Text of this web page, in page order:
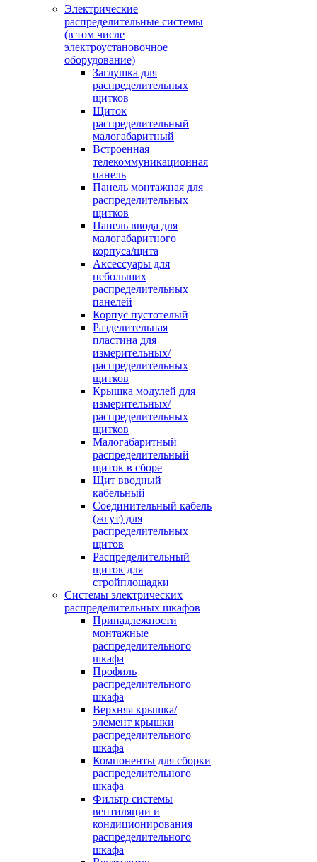
Электрические
распределительные системы
(в том числе
электроустановочное
оборудование)
Заглушка для
распределительных
щитков
Щиток
распределительный
малогабаритный
Встроенная
телекоммуникационная
панель
Панель монтажная для
распределительных
щитков
Панель ввода для
малогабаритного
корпуса/щита
Аксессуары для
небольших
распределительных
панелей
Корпус пустотелый
Разделительная
пластина для
измерительных/
распределительных
щитков
Крышка модулей для
измерительных/
распределительных
щитков
Малогабаритный
распределительный
щиток в сборе
Щит вводный
кабельный
Соединительный кабель
(жгут) для
распределительных
щитов
Распределительный
щиток для
стройплощадки
Системы электрических
распределительных шкафов
Принадлежности
монтажные
распределительного
шкафа
Профиль
распределительного
шкафа
Верхняя крышка/
элемент крышки
распределительного
шкафа
Компоненты для сборки
распределительного
шкафа
Фильтр системы
вентиляции и
кондиционирования
распределительного
шкафа